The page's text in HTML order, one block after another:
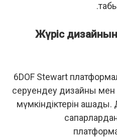
Жүріс
6DOF Stewart
серуендеу дизайны
мүмкіндіктерін ашады.